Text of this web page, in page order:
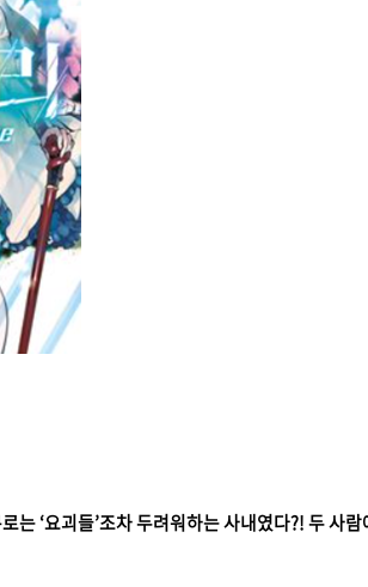
는 ‘요괴들’조차 두려워하는 사내였다?! 두 사